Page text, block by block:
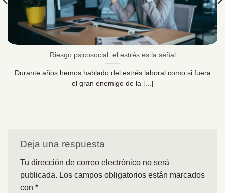
Riesgo psicosocial: el estrés es la señal
Durante años hemos hablado del estrés laboral como si fuera
el gran enemigo de la [...]
Deja una respuesta
Tu dirección de correo electrónico no será
publicada. Los campos obligatorios están marcados
con *